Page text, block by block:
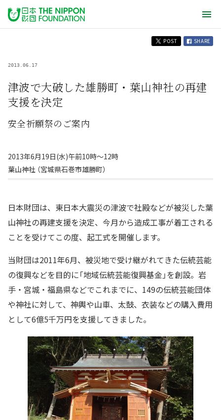
POST SHARE
2013.06.17
津波で大破した雄勝町・葉山神社の再建
支援を決定
安全祈願祭のご案内
2013年6月19日(水)午前10時〜12時
葉山神社 （宮城県石巻市雄勝町）
日本財団は、東日本大震災の津波で社殿などが被災した葉
山神社の再建支援を決定、今月から造成工事が着工される
ことを受けてこの度、起工式を開催します。
当財団は2011年6月、被災地で受け継がれてきた伝統芸能
の復興などを目的に「地域伝統芸能復興基金」を創設。岩
手・宮城・福島県などでこれまでに、149の伝統芸能団体
や神社に対して、神輿や山車、太鼓、衣装などの購入費用
として6億5千万円を支援してきました。